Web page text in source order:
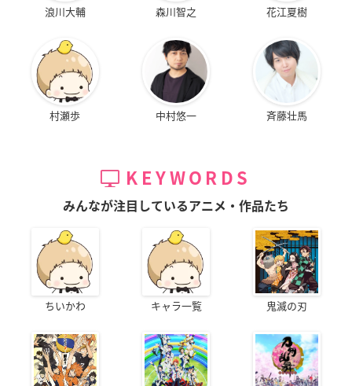
浪川大輔 森川智之 花江夏樹
村瀬歩 中村悠一 斉藤壮馬
KEYWORDS
みんなが注目しているアニメ・作品たち
ちいかわ キャラ一覧 鬼滅の刃